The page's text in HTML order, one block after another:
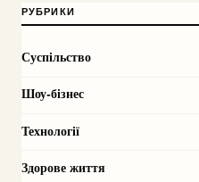
РУБРИКИ
Суспільство
Шоу-бізнес
Технології
Здорове життя